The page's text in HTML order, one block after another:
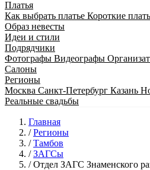
Платья
Как выбрать платье Короткие
Образ невесты
Идеи и стили
Подрядчики
Фотографы Видеографы
Салоны
Регионы
Москва Санкт-Петербург Казань
Реальные свадьбы
Главная
/ Регионы
/ Тамбов
/ ЗАГСы
/ Отдел ЗАГС Знаменского